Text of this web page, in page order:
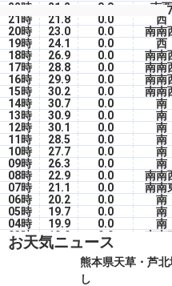
22時 21.2 0.0 南西
21時
21.8 0.0 西
20時
23.0 0.0 南南
19時
24.1 0.0 西
18時
26.9 0.0 南南
17時
28.8 0.0 南南
16時
29.9 0.0 南南
15時
30.2 0.0 南南
14時
30.7 0.0 南
13時
30.9 0.0 南
12時
30.1 0.0 南
11時
28.5 0.0 南
10時
27.7 0.0 南
09時
26.3 0.0 南
08時
22.9 0.0 南南
07時
21.1 0.0 南南
06時
20.2 0.0 南
05時
19.7 0.0 南
04時
19.9 0.0 南
03時
19.9 0.0 南南
02時
20.0 0.0
0.0 南南
0.0 南
お天気ニュース
熊本県天草・芦
し